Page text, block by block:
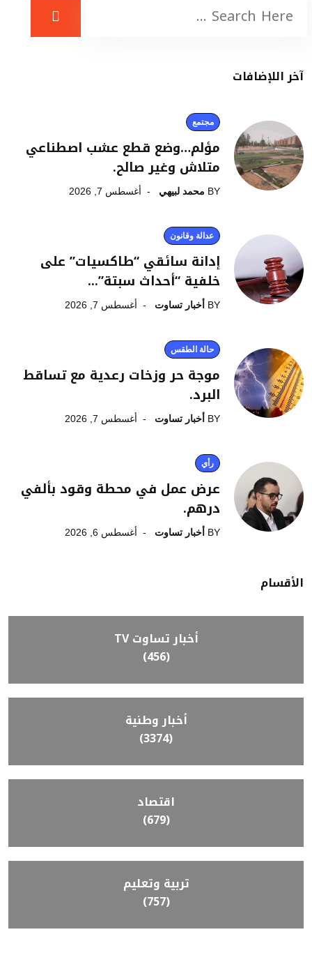
آخر اللإضافات
مجتمع
مؤلم…وضع قطع عشب اصطناعي
متلاش وغير صالح.
BY محمد لبيهي أغسطس 7, 2026
عدالة وقانون
إدانة سائقي “طاكسيات” على
خلفية “أحداث سبتة”...
BY أخبار تساوت أغسطس 7, 2026
حالة الطقس
موجة حر وزخات رعدية مع تساقط
البرد.
BY أخبار تساوت أغسطس 7, 2026
رأي
عرض عمل في محطة وقود بألفي
درهم.
BY أخبار تساوت أغسطس 6, 2026
الأقسام
أخبار تساوت TV
(456)
أخبار وطنية
(3374)
اقتصاد
(679)
تربية وتعليم
(757)